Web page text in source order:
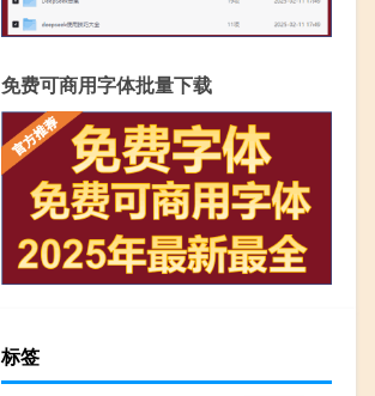
免费可商用字体批量下载
标签